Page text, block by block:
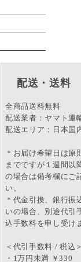
配送・送料
全商品送料無料
配送業者：ヤマト運
配送エリア：日本国
＊お届け希望日は原
までですが１週間以
の場合は備考欄にご
い。
＊代金引換、銀行振
いの場合、別途代引
込手数料を申し受け
＜代引手数料 / 税込＞
・1万円未満 ￥330